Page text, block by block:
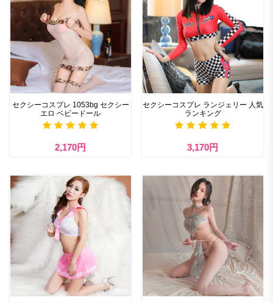
セクシーコスプレ 1053bg セクシー
エロ ベビードール
2,170円
セクシーコスプレ ランジェリー 人気
ランキング
3,170円